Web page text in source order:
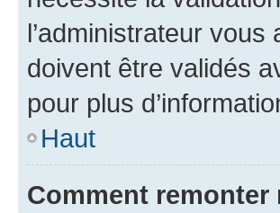
l’administrateur
doivent être validés
pour plus
Haut
Comment remonter